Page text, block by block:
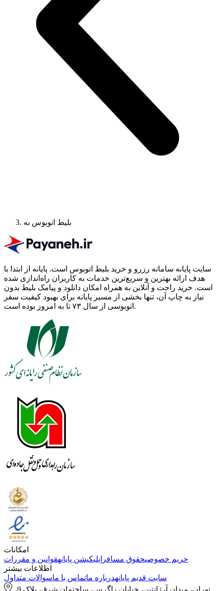
بلیط اتوبوس به
سایت پایانه سامانه رزرو و خرید بلیط اتوبوس است. پایانه از ابتدا با
هدف ارائه بهترین و سریع‌ترین خدمات به کاربران راه‌اندازی شده
است. خرید راحت و آنلاین به همراه امکان دانلود و پیامک بلیط بدون
نیاز به چاپ آن، تنها بخشی از مسیر پایانه برای بهبود کیفیت سفر
اتوبوسی از سال ۷۳ تا به امروز بوده است.
امکانات
حریم خصوصیحقوق مسافر اپلیکیشن پایانهقوانین و مقررات
اطلاعات بیشتر
سایت قدیم پایانهدرباره ماتماس با ماسوالات متداول